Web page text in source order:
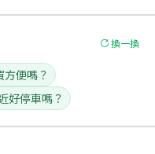
換一換
便嗎？
好停車嗎？